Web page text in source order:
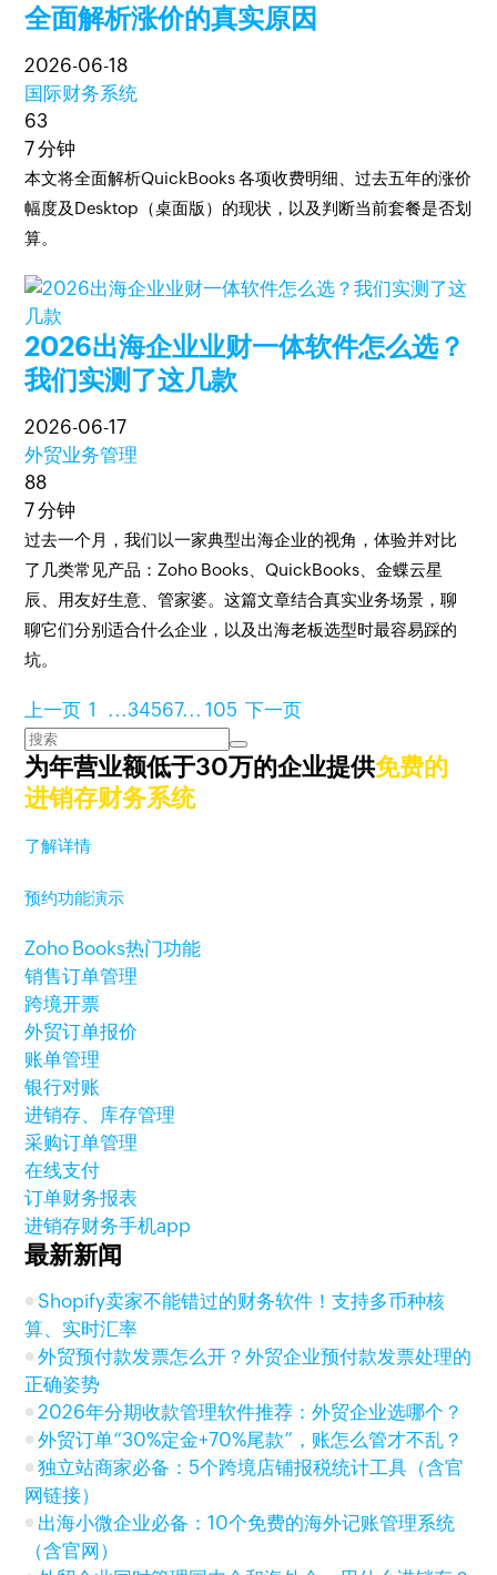
全面解析涨价的真实原因
2026-06-18
国际财务系统
63
7 分钟
本文将全面解析QuickBooks 各项收费明细、过去五年的涨价
幅度及Desktop（桌面版）的现状，以及判断当前套餐是否划
算。
2026出海企业业财一体软件怎么选？
我们实测了这几款
2026-06-17
外贸业务管理
88
7 分钟
过去一个月，我们以一家典型出海企业的视角，体验并对比
了几类常见产品：Zoho Books、QuickBooks、金蝶云星
辰、用友好生意、管家婆。这篇文章结合真实业务场景，聊
聊它们分别适合什么企业，以及出海老板选型时最容易踩的
坑。
上一页1 ...34567... 105 下一页
为年营业额低于30万的企业提供免费的
进销存财务系统
了解详情
预约功能演示
Zoho Books热门功能
销售订单管理
跨境开票
外贸订单报价
账单管理
银行对账
进销存、库存管理
采购订单管理
在线支付
订单财务报表
进销存财务手机app
最新新闻
Shopify卖家不能错过的财务软件！支持多币种核
算、实时汇率
外贸预付款发票怎么开？外贸企业预付款发票处理的
正确姿势
2026年分期收款管理软件推荐：外贸企业选哪个？
外贸订单“30%定金+70%尾款”，账怎么管才不乱？
独立站商家必备：5个跨境店铺报税统计工具（含官
网链接）
出海小微企业必备：10个免费的海外记账管理系统
（含官网）